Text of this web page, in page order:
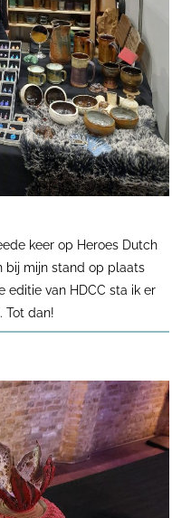
keer op Heroes Dutch
bij mijn stand op plaats
editie van HDCC sta ik er
Tot dan!